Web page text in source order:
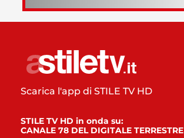
Scarica l'app di STILE TV HD
STILE TV HD in onda su:
CANALE 78 DEL DIGITALE TERRESTRE